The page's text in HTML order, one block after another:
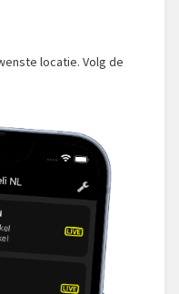
locatie. Volg de